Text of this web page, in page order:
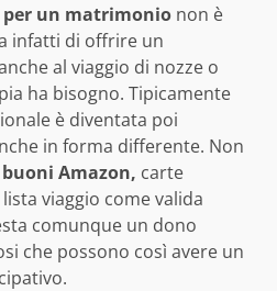
per un matrimonio non è
infatti di offrire un
al viaggio di nozze o
ha bisogno. Tipicamente
è diventata poi
in forma differente. Non
buoni Amazon, carte
viaggio come valida
comunque un dono
che possono così avere un